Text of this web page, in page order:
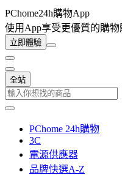
PChome24h購物App
使用App享受更優質的購物
立即體驗
全站
PChome 24h購物
3C
電源供應器
品牌快選A-Z